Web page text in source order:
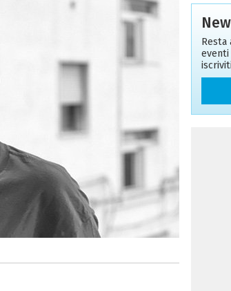
eventi